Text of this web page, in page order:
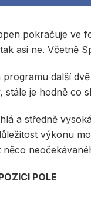
pokračuje ve
asi ne. Včetně
programu další
stále je hodně co
a středně
výkonu
POLE